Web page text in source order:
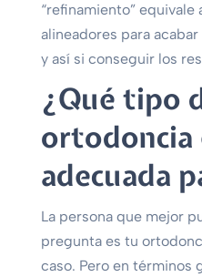
“refinamiento” equivale
alineadores para
y así si conseguir los
¿Qué tipo
ortodoncia
adecuada
La persona que mejor
pregunta es tu
caso. Pero en términos